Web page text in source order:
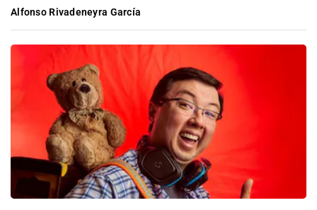
Alfonso Rivadeneyra García